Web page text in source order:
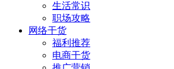
生活常识
职场攻略
网络干货
福利推荐
电商干货